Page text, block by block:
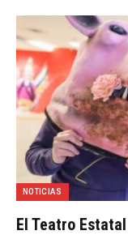
NOTICIAS
El Teatro